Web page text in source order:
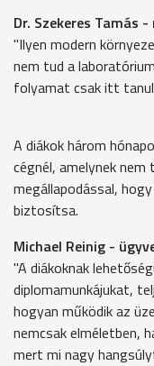
Dr. Szekeres Tamás
"Ilyen modern
nem tud a
folyamat csak itt
A diákok három
cégnél, amelynek
megállapodással,
biztosítsa.
Michael Reinig -
"A diákoknak
diplomamunkájukat,
hogyan működik az
nemcsak elméletben,
mert mi nagy